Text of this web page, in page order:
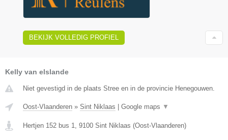
BEKIJK VOLLEDIG PROFIEL
Kelly van elslande
Niet gevestigd in de plaats Stree en in de provincie Henegouwen.
Oost-Vlaanderen » Sint Niklaas Google maps ▼
Hertjen 152 bus 1, 9100 Sint Niklaas (Oost-Vlaanderen)